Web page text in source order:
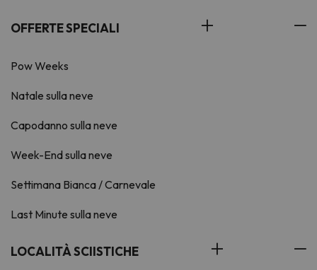
OFFERTE SPECIALI
Pow Weeks
Natale sulla neve
Capodanno sulla neve
Week-End sulla neve
Settimana Bianca / Carnevale
Last Minute sulla neve
LOCALITÀ SCIISTICHE